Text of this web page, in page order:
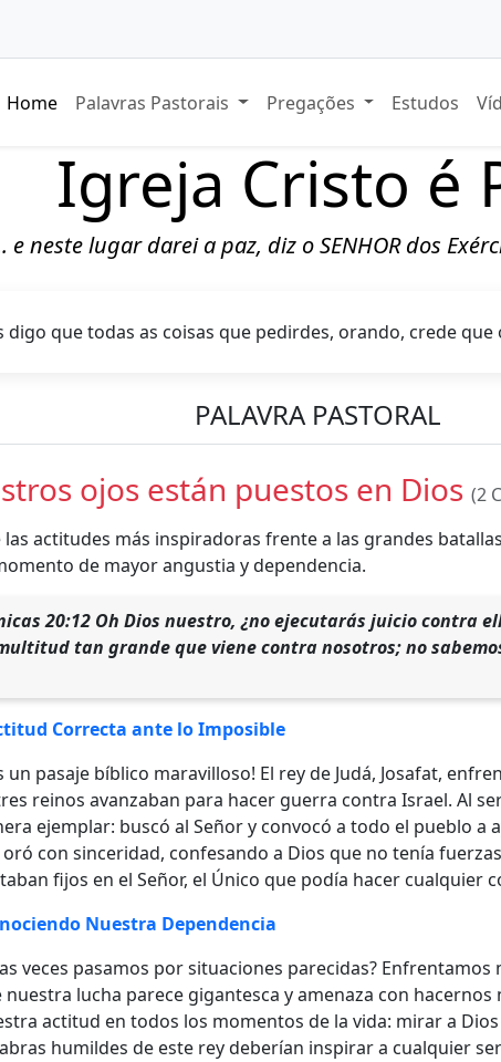
Home Palavras Pastorais Pregações Estudos
Igreja Cristo é
e neste lugar darei a paz, diz o SENHOR dos
digo que todas as coisas que pedirdes, orando, crede que
PALAVRA PASTORAL
ojos están puestos en Dios (2
las actitudes más inspiradoras frente a las grandes
de mayor angustia y dependencia.
20:12 Oh Dios nuestro, ¿no ejecutarás juicio contra
tan grande que viene contra nosotros; no
Correcta ante lo Imposible
un pasaje bíblico maravilloso! El rey de Judá, Josafat,
reinos avanzaban para hacer guerra contra Israel. Al
ejemplar: buscó al Señor y convocó a todo el pueblo
oró con sinceridad, confesando a Dios que no tenía
fijos en el Señor, el Único que podía hacer cualquier
Nuestra Dependencia
veces pasamos por situaciones parecidas?
nuestra lucha parece gigantesca y amenaza con
actitud en todos los momentos de la vida: mirar a
humildes de este rey deberían inspirar a cualquier